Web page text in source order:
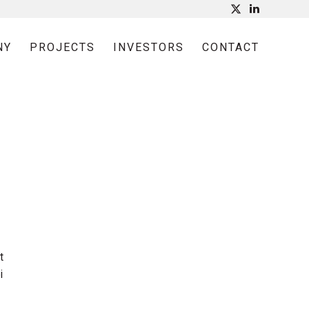
PROJECTS INVESTORS CONTACT